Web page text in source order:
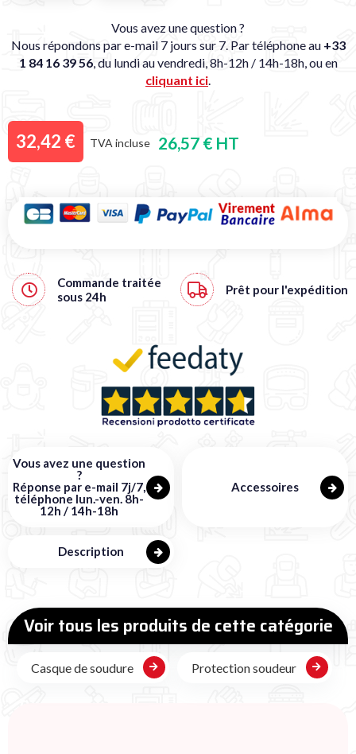
Vous avez une question ?
Nous répondons par e-mail 7 jours sur 7. Par téléphone au +33
1 84 16 39 56, du lundi au vendredi, 8h-12h / 14h-18h, ou en
cliquant ici.
32,42 € TVA incluse 26,57 € HT
Commande traitée
sous 24h Prêt pour l'expédition
Vous avez une question
?
Réponse par e-mail 7j/7,
téléphone lun.-ven. 8h-
12h / 14h-18h
Accessoires
Description
Voir tous les produits de cette catégorie
Casque de soudure Protection soudeur